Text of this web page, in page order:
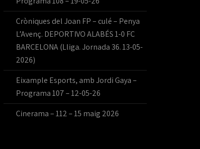
Cròniques del Joan FP – culé – Penya
L’Avenç. DEPORTIVO ALABÉS 1-0 FC
BARCELONA (Lliga. Jornada 36. 13-05-
2026)
Eixample Esports, amb Jordi Gaya –
Programa 107 – 12-05-26
Cinerama – 112 – 15 maig 2026